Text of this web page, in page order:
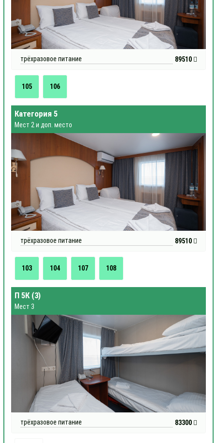
трёхразовое питание 89510
105 106
Категория 5
Мест 2 и доп. место
трёхразовое питание 89510
103 104 107 108
П 5К (3)
Мест 3
трёхразовое питание 83300